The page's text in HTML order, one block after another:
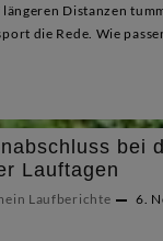
längeren Distanzen
die Rede. Wie
bei
Lauftagen
Laufberichte
6.